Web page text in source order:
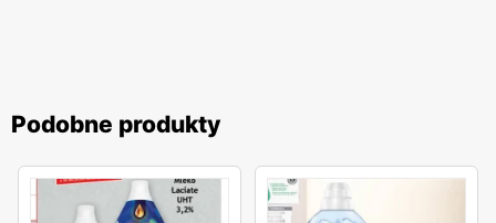
Podobne produkty